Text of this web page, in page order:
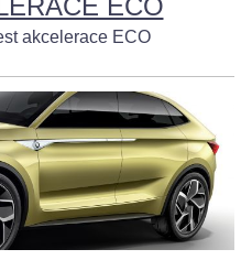
ECO
akcelerace ECO